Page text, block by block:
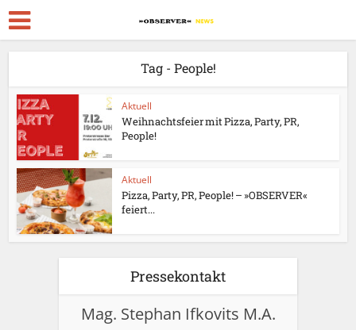
Tag - People!
Aktuell
Weihnachtsfeier mit Pizza, Party, PR,
People!
Aktuell
Pizza, Party, PR, People! – »OBSERVER«
feiert...
Pressekontakt
Mag. Stephan Ifkovits M.A.